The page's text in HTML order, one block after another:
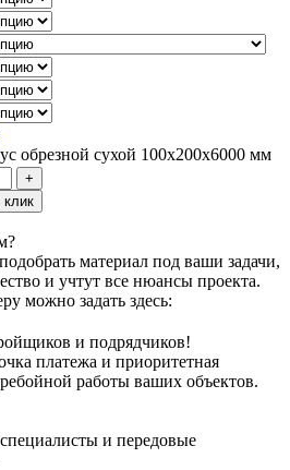
обрезной сухой 100х200х6000 мм
клик
материал под ваши задачи,
и учтут все нюансы проекта.
можно задать здесь:
и подрядчиков!
платежа и приоритетная
работы ваших объектов.
и передовые